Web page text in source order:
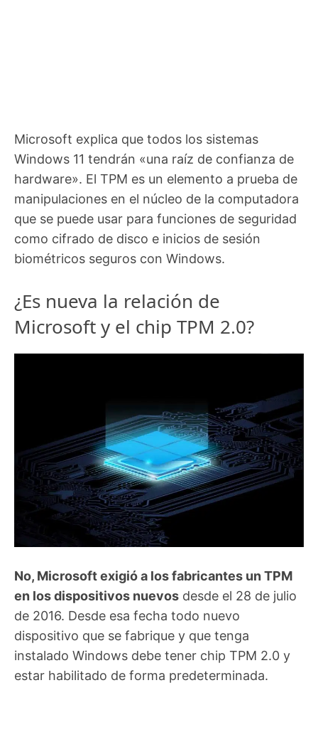
Microsoft explica que todos los sistemas
Windows 11 tendrán «una raíz de confianza de
hardware». El TPM es un elemento a prueba de
manipulaciones en el núcleo de la computadora
que se puede usar para funciones de seguridad
como cifrado de disco e inicios de sesión
biométricos seguros con Windows.
¿Es nueva la relación de
Microsoft y el chip TPM 2.0?
No, Microsoft exigió a los fabricantes un TPM
en los dispositivos nuevos desde el 28 de julio
de 2016. Desde esa fecha todo nuevo
dispositivo que se fabrique y que tenga
instalado Windows debe tener chip TPM 2.0 y
estar habilitado de forma predeterminada.